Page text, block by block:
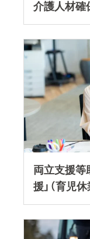
介護人材確
両立支援等
援」（育児
両立支援等
通年雇用助